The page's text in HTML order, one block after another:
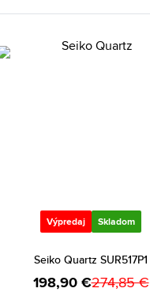
Výpredaj Skladom
Seiko Quartz SUR517P1
198,90 €274,85 €